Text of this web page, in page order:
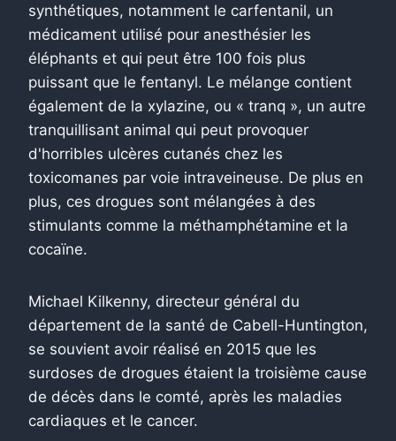
synthétiques, notamment le carfentanil, un
médicament utilisé pour anesthésier les
éléphants et qui peut être 100 fois plus
puissant que le fentanyl. Le mélange contient
également de la xylazine, ou « tranq », un autre
tranquillisant animal qui peut provoquer
d'horribles ulcères cutanés chez les
toxicomanes par voie intraveineuse. De plus en
plus, ces drogues sont mélangées à des
stimulants comme la méthamphétamine et la
cocaïne.
Michael Kilkenny, directeur général du
département de la santé de Cabell-Huntington,
se souvient avoir réalisé en 2015 que les
surdoses de drogues étaient la troisième cause
de décès dans le comté, après les maladies
cardiaques et le cancer.